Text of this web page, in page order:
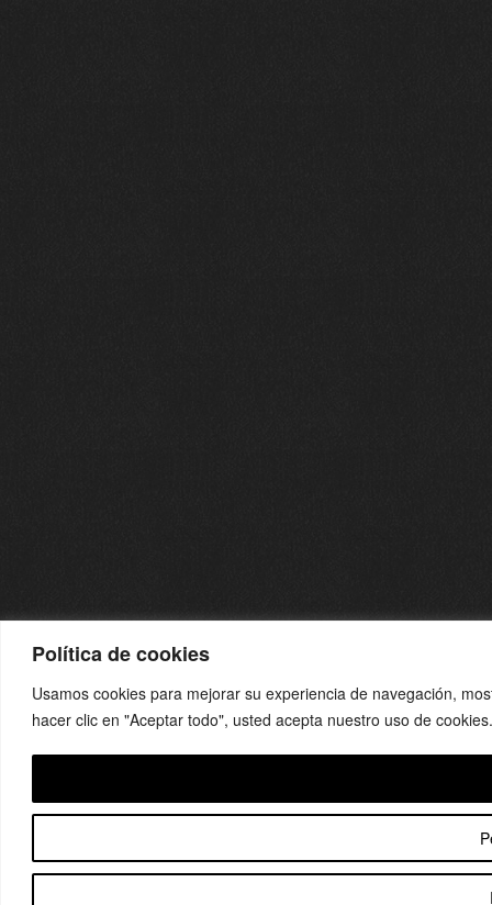
Política de cookies
Usamos cookies para mejorar su experiencia de navegación,
hacer clic en "Aceptar todo", usted acepta nuestro uso de cookies.